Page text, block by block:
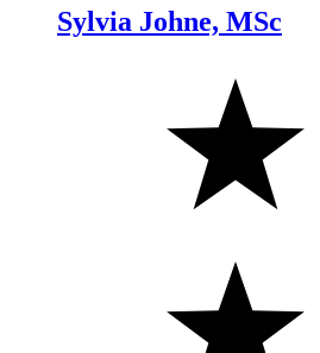
Sylvia Johne, MSc